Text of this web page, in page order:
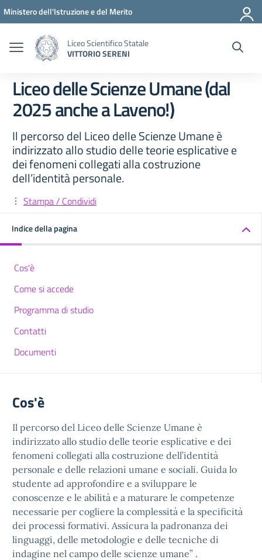
Vai ai contenuti
Vai al menu di navigazione
Vai al footer
Ministero dell'Istruzione e del Merito
Liceo Scientifico Statale
VITTORIO SERENI
Liceo delle Scienze Umane (dal
2025 anche a Laveno!)
Il percorso del Liceo delle Scienze Umane è
indirizzato allo studio delle teorie esplicative e
dei fenomeni collegati alla costruzione
dell’identità personale.
Stampa / Condividi
Indice della pagina
Cos'è
Come si accede
Programma di studio
Contatti
Documenti
Cos'è
Il percorso del Liceo delle Scienze Umane è
indirizzato allo studio delle teorie esplicative e dei
fenomeni collegati alla costruzione dell’identità
personale e delle relazioni umane e sociali. Guida lo
studente ad approfondire e a sviluppare le
conoscenze e le abilità e a maturare le competenze
necessarie per cogliere la complessità e la specificità
dei processi formativi. Assicura la padronanza dei
linguaggi, delle metodologie e delle tecniche di
indagine nel campo delle scienze umane” .